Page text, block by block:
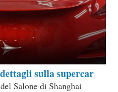
sulla supercar
Salone di Shanghai